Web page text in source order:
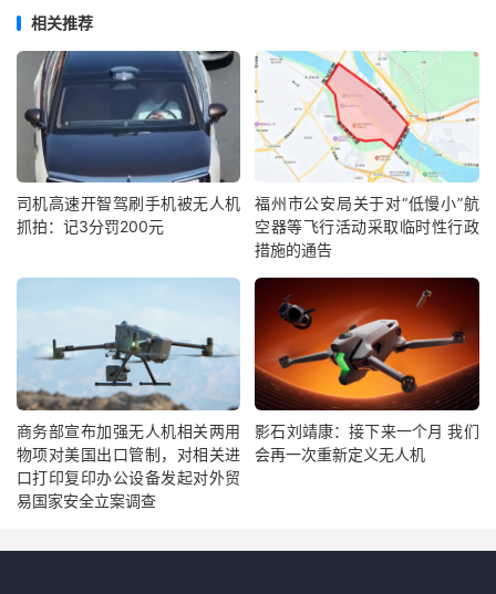
相关推荐
司机高速开智驾刷手机被无人机
抓拍：记3分罚200元
福州市公安局关于对“低慢小”航
空器等飞行活动采取临时性行政
措施的通告
商务部宣布加强无人机相关两用
物项对美国出口管制，对相关进
口打印复印办公设备发起对外贸
易国家安全立案调查
影石刘靖康：接下来一个月 我们
会再一次重新定义无人机